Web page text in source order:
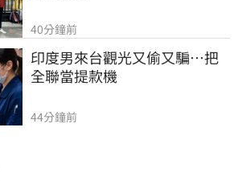
40分鐘前
印度男來台觀光又偷又騙…把
全聯當提款機
44分鐘前